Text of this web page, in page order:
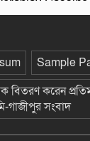
Mobile River
Now
Improving
On
Sample
বিতরণ করেন
গাজীপুর সংবাদ